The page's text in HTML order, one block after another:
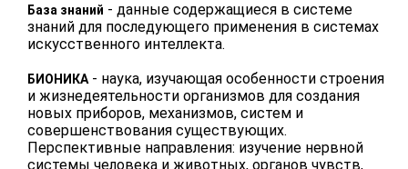
База знаний - данные содержащиеся в системе
знаний для последующего применения в системах
искусственного интеллекта.
БИОНИКА- наука, изучающая особенности строения
и жизнедеятельности организмов для создания
новых приборов, механизмов, систем и
совершенствования существующих.
Перспективные направления: изучение нервной
системы человека и животных, органов чувств,